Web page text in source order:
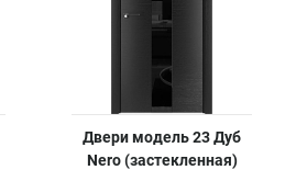
Двери модель 23 Дуб
Nero (застекленная)